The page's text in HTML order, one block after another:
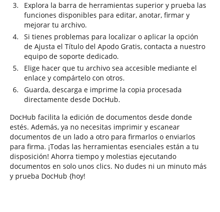
Explora la barra de herramientas superior y prueba las
funciones disponibles para editar, anotar, firmar y
mejorar tu archivo.
Si tienes problemas para localizar o aplicar la opción
de Ajusta el Título del Apodo Gratis, contacta a nuestro
equipo de soporte dedicado.
Elige hacer que tu archivo sea accesible mediante el
enlace y compártelo con otros.
Guarda, descarga e imprime la copia procesada
directamente desde DocHub.
DocHub facilita la edición de documentos desde donde
estés. Además, ya no necesitas imprimir y escanear
documentos de un lado a otro para firmarlos o enviarlos
para firma. ¡Todas las herramientas esenciales están a tu
disposición! Ahorra tiempo y molestias ejecutando
documentos en solo unos clics. No dudes ni un minuto más
y prueba DocHub {hoy!